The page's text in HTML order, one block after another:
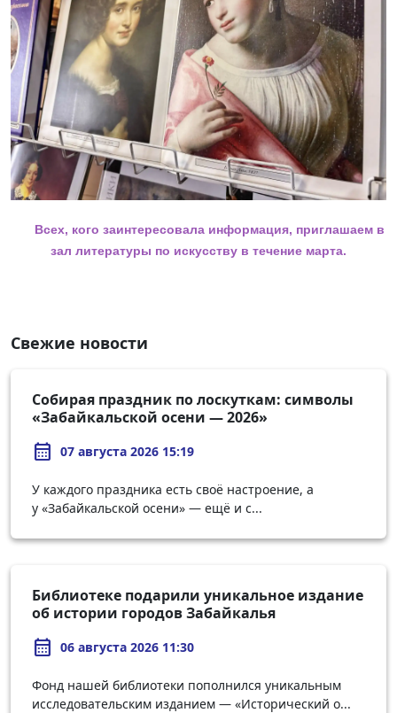
Всех, кого заинтересовала информация, приглашаем в
зал литературы по искусству в течение марта.
Свежие новости
Собирая праздник по лоскуткам: символы
«Забайкальской осени — 2026»
calendar_month 07 августа 2026 15:19
У каждого праздника есть своё настроение, а
у «Забайкальской осени» — ещё и с...
Библиотеке подарили уникальное издание
об истории городов Забайкалья
calendar_month 06 августа 2026 11:30
Фонд нашей библиотеки пополнился уникальным
исследовательским изданием — «Исторический о...